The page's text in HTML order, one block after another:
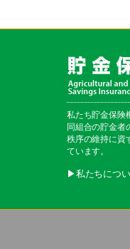
私たち貯金保険
同組合の貯金者
秩序の維持に資
ています。
▶︎私たちにつ